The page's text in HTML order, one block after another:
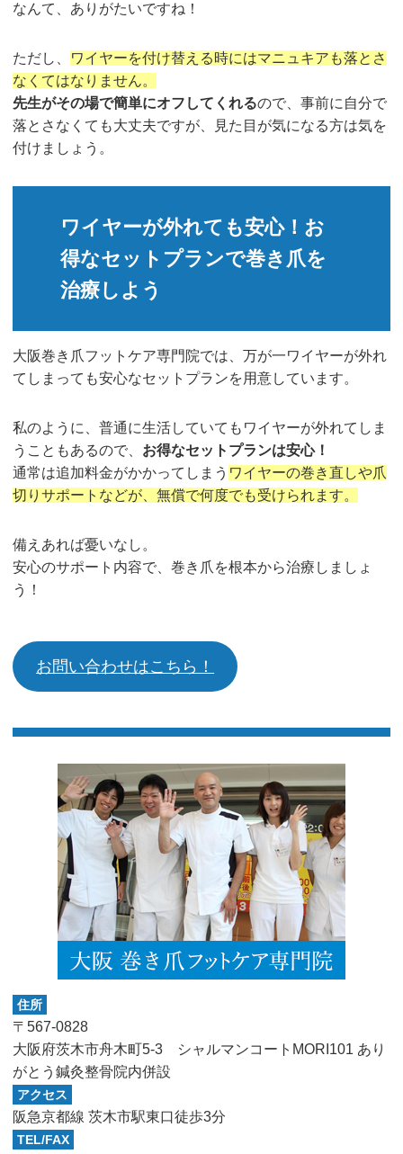
なんて、ありがたいですね！
ただし、
ワイヤーを付け替える時にはマニュキアも落とさ
なくてはなりません。
先生がその場で簡単にオフしてくれるので、事前に自分で
落とさなくても大丈夫ですが、見た目が気になる方は気を
付けましょう。
ワイヤーが外れても安心！お
得なセットプランで巻き爪を
治療しよう
大阪巻き爪フットケア専門院では、万が一ワイヤーが外れ
てしまっても安心なセットプランを用意しています。
私のように、普通に生活していてもワイヤーが外れてしま
うこともあるので、 お得なセットプランは安心！
通常は追加料金がかかってしまう ワイヤーの巻き直しや爪
切りサポートなどが、無償で何度でも受けられます。
備えあれば憂いなし。
安心のサポート内容で、巻き爪を根本から治療しましょ
う！
お問い合わせはこちら！
住所
〒567-0828
大阪府茨木市舟木町5-3 シャルマンコートMORI101 あり
がとう鍼灸整骨院内併設
アクセス
阪急京都線 茨木市駅東口徒歩3分
TEL/FAX